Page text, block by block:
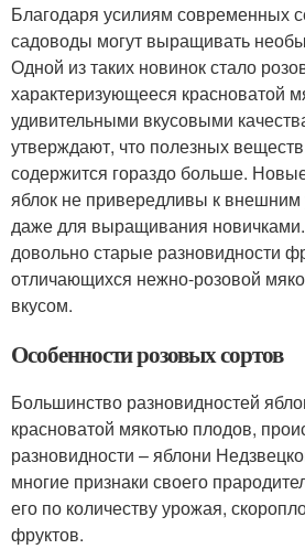
Благодаря усилиям современных
садоводы могут выращивать
Одной из таких новинок стало
характеризующееся красноватой
удивительными вкусовыми
утверждают, что полезных
содержится гораздо больше.
яблок не привередливы к
даже для выращивания
довольно старые разновидности
отличающихся нежно-розовой
вкусом.
Особенности розовых сортов
Большинство разновидностей
красноватой мякотью плодов,
разновидности – яблони
многие признаки своего
его по количеству урожая,
фруктов.